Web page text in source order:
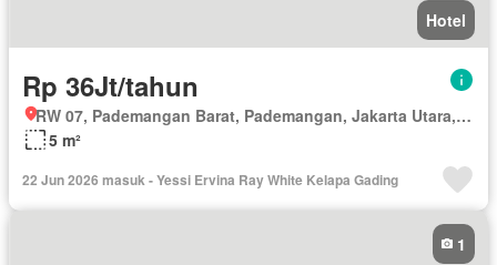
Hotel
Rp 36Jt/tahun
RW 07, Pademangan Barat, Pademangan, Jakarta Utara, Daerah Khusus Ibukota Jakarta
5 m²
22 Jun 2026 masuk - Yessi Ervina Ray White Kelapa Gading
1